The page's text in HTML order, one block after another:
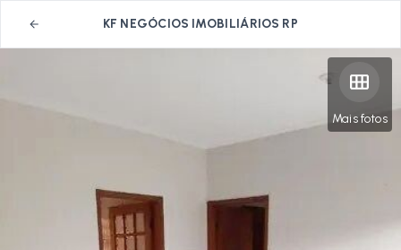
KF NEGÓCIOS IMOBILIÁRIOS RP
Mais fotos